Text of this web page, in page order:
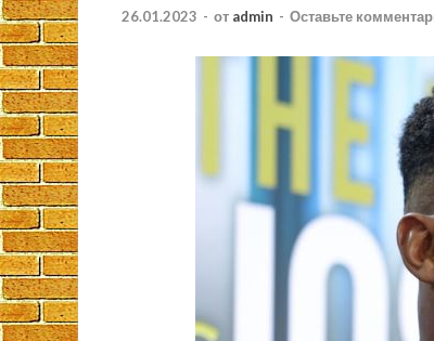
26.01.2023 - от admin - Оставьте